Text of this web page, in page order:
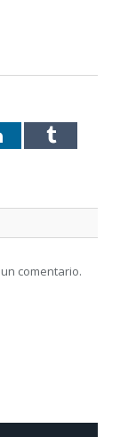
LinkedInTumblr
comentario.